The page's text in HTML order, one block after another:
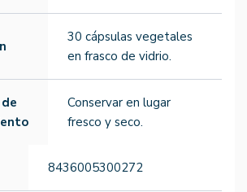
30 cápsulas vegetales
en frasco de vidrio.
Conservar en lugar
fresco y seco.
8436005300272